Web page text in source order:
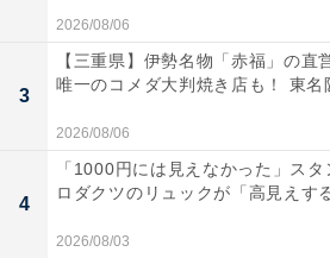
2026/08/06
3
【三重県】伊勢名物「赤福」の直
唯一のコメダ大判焼き店も！ 東名
2026/08/06
4
「1000円には見えなかった」ス
ロダクツのリュックが「高見えす
2026/08/03